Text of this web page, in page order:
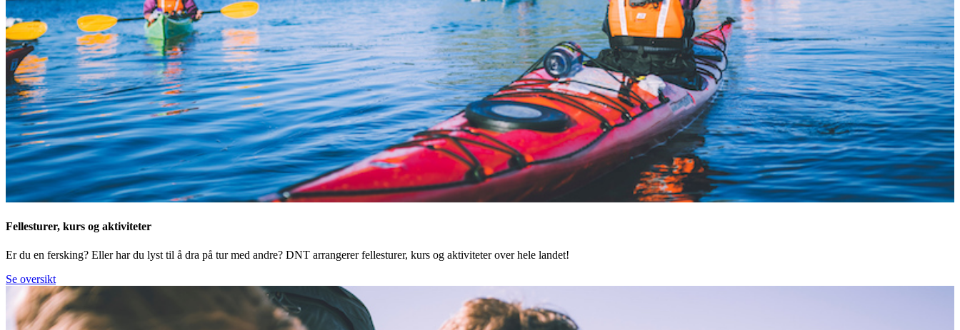
Fellesturer, kurs og aktiviteter
Er du en fersking? Eller har du lyst til å dra på tur med andre? DNT arrangerer fellesturer, kurs og aktiviteter over hele landet!
Se oversikt